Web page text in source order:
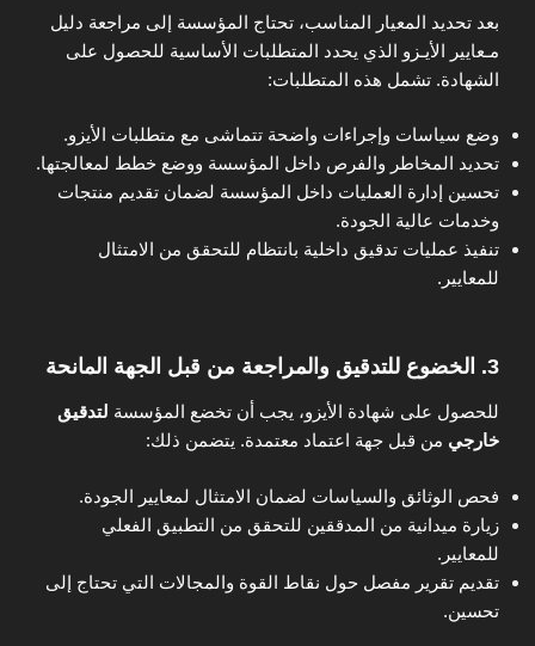
بعد تحديد المعيار المناسب، تحتاج المؤسسة إلى مراجعة دليل
مـعايير الأيـزو الذي يحدد المتطلبات الأساسية للحصول على
الشهادة. تشمل هذه المتطلبات:
وضع سياسات وإجراءات واضحة تتماشى مع متطلبات الأيزو.
تحديد المخاطر والفرص داخل المؤسسة ووضع خطط لمعالجتها.
تحسين إدارة العمليات داخل المؤسسة لضمان تقديم منتجات
وخدمات عالية الجودة.
تنفيذ عمليات تدقيق داخلية بانتظام للتحقق من الامتثال
للمعايير.
3. الخضوع للتدقيق والمراجعة من قبل الجهة المانحة
للحصول على شهادة الأيزو، يجب أن تخضع المؤسسة لتدقيق
خارجي من قبل جهة اعتماد معتمدة. يتضمن ذلك:
فحص الوثائق والسياسات لضمان الامتثال لمعايير الجودة.
زيارة ميدانية من المدققين للتحقق من التطبيق الفعلي
للمعايير.
تقديم تقرير مفصل حول نقاط القوة والمجالات التي تحتاج إلى
تحسين.